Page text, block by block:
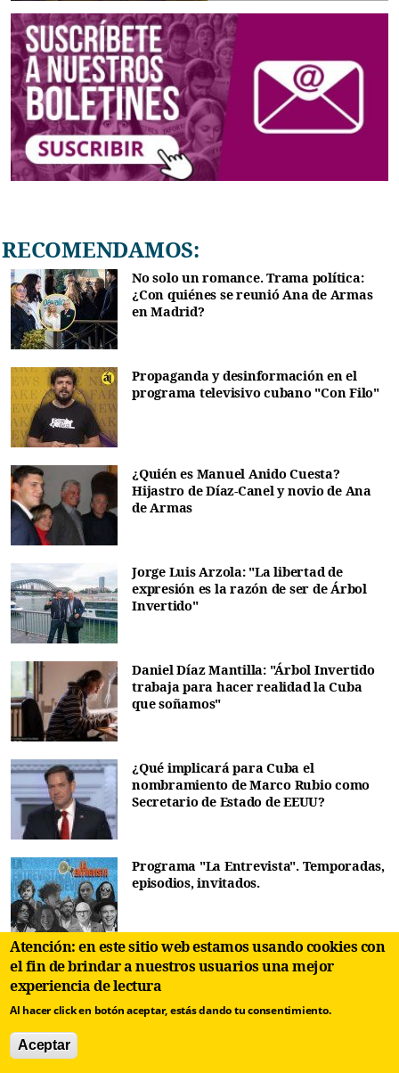
RECOMENDAMOS:
No solo un romance. Trama política:
¿Con quiénes se reunió Ana de Armas
en Madrid?
Propaganda y desinformación en el
programa televisivo cubano "Con Filo"
¿Quién es Manuel Anido Cuesta?
Hijastro de Díaz-Canel y novio de Ana
de Armas
Jorge Luis Arzola: "La libertad de
expresión es la razón de ser de Árbol
Invertido"
Daniel Díaz Mantilla: "Árbol Invertido
trabaja para hacer realidad la Cuba
que soñamos"
¿Qué implicará para Cuba el
nombramiento de Marco Rubio como
Secretario de Estado de EEUU?
Programa "La Entrevista". Temporadas,
episodios, invitados.
¡Órale, cubano!
Atención: en este sitio web estamos usando cookies con
el fin de brindar a nuestros usuarios una mejor
experiencia de lectura
Al hacer click en botón aceptar, estás dando tu consentimiento.
Aceptar